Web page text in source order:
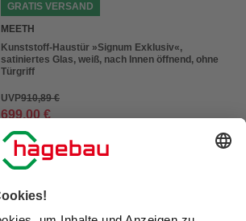
GRATIS VERSAND
MEETH
Kunststoff-Haustür »Signum Exklusiv«,
satiniertes Glas, weiß, nach Innen öffnend, ohne
Türgriff
UVP910,89 €
699,00 €
Verfügbarkeit im Markt prüfen
lieferbar